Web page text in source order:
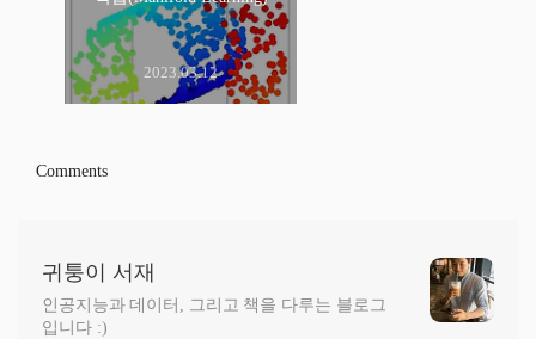
2023.03.12
Comments
귀퉁이 서재
인공지능과 데이터, 그리고 책을 다루는 블로그
입니다 :)